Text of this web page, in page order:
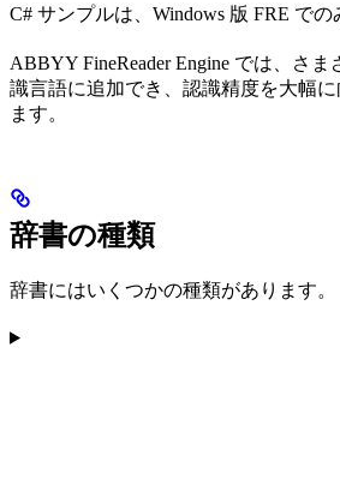
C# サンプルは、Windows 版 FRE での
ABBYY FineReader Engine では、さ
識言語に追加でき、認識精度を大幅
ます。
辞書の種類
辞書にはいくつかの種類があります。